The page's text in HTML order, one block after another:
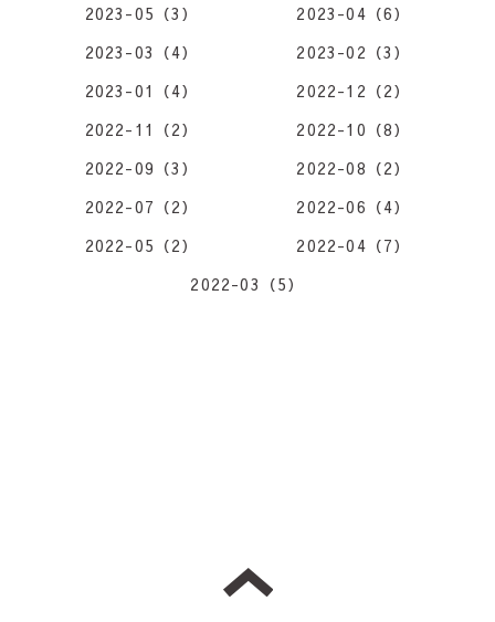
2023-05（3）
2023-04（6）
2023-03（4）
2023-02（3）
2023-01（4）
2022-12（2）
2022-11（2）
2022-10（8）
2022-09（3）
2022-08（2）
2022-07（2）
2022-06（4）
2022-05（2）
2022-04（7）
2022-03（5）